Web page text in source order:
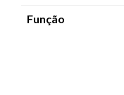
Função